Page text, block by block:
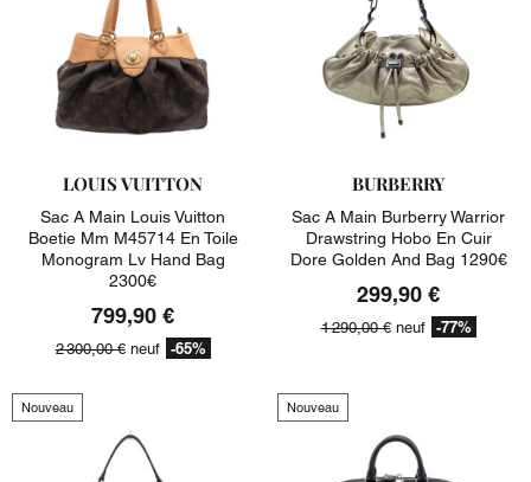
LOUIS VUITTON
Sac A Main Louis Vuitton
Boetie Mm M45714 En Toile
Monogram Lv Hand Bag
2300€
799,90 €
2 300,00 €neuf -65%
BURBERRY
Sac A Main Burberry Warrior
Drawstring Hobo En Cuir
Dore Golden And Bag 1290€
299,90 €
1 290,00 €neuf -77%
Nouveau Nouveau